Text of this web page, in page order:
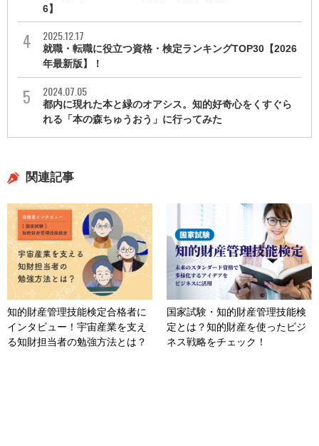
6】
2025.12.17
就職・転職に役立つ資格・検定ランキングTOP30【2026
年最新版】！
2024.07.05
都内に現れた本と緑のオアシス。知的好奇心をくすぐら
れる「本の森ちゅうおう」に行ってみた
関連記事
知的財産管理技能検定合格者に
インタビュー！宇宙産業を支え
る知財担当者の勉強方法とは？
国家試験・知的財産管理技能検
定とは？知的財産を使ったビジ
ネス戦略をチェック！